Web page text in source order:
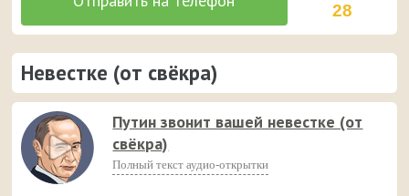
28
Невестке (от свёкра)
Путин звонит вашей невестке (от
свёкра)
Полный текст аудио-открытки